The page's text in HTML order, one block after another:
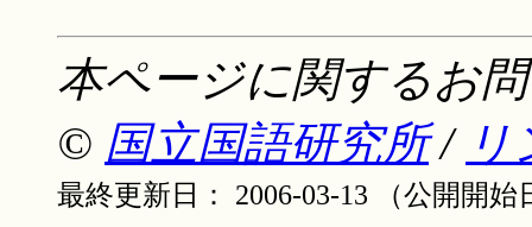
本ページに関するお
© 国立国語研究所/
最終更新日： 2006-03-13 （公開開始